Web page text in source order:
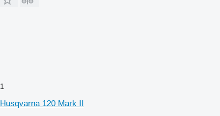
1
Husqvarna 120 Mark II